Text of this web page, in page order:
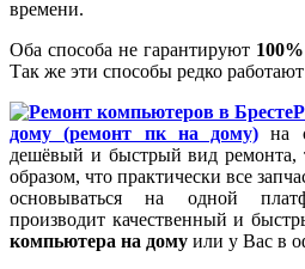
времени.
Оба способа не гарантируют
Так же эти способы редко
дому (ремонт пк на дому) на
дешёвый и быстрый вид ремонта,
образом, что практически все
основываться на одной
производит качественный и
компьютера на дому или у Вас в